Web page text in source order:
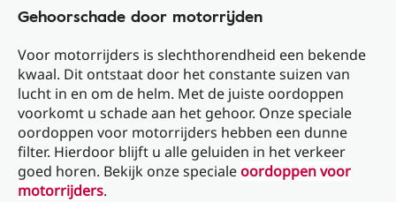
Gehoorschade door motorrijden
Voor motorrijders is slechthorendheid een bekende
kwaal. Dit ontstaat door het constante suizen van
lucht in en om de helm. Met de juiste oordoppen
voorkomt u schade aan het gehoor. Onze speciale
oordoppen voor motorrijders hebben een dunne
filter. Hierdoor blijft u alle geluiden in het verkeer
goed horen. Bekijk onze specialeoordoppen voor
motorrijders.